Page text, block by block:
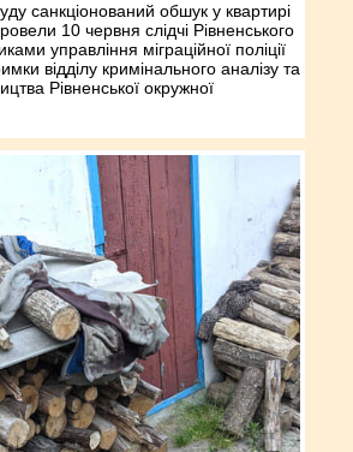
санкціонований обшук у квартирі
10 червня слідчі Рівненського
управління міграційної поліції
відділу кримінального аналізу та
Рівненської окружної